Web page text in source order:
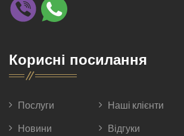
Корисні посилання
Послуги
Новини
Наші клієнти
Відгуки